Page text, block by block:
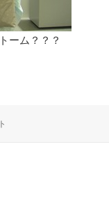
ーム？？？